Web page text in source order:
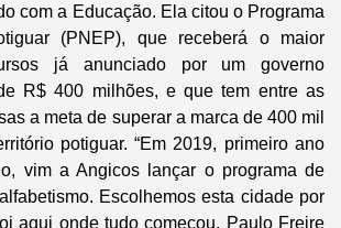
com a Educação. Ela citou o Programa
(PNEP), que receberá o maior
já anunciado por um governo
R$ 400 milhões, e que tem entre as
a meta de superar a marca de 400 mil
potiguar. “Em 2019, primeiro ano
vim a Angicos lançar o programa de
Escolhemos esta cidade por
aqui onde tudo começou. Paulo Freire